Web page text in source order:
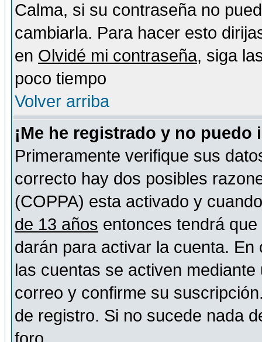
Calma, si su contraseña no
cambiarla. Para hacer esto
en Olvidé mi contraseña, siga
poco tiempo
Volver arriba
¡Me he registrado y no puedo
Primeramente verifique sus
correcto hay dos posibles
(COPPA) esta activado y
de 13 años entonces tendrá
darán para activar la cuenta.
las cuentas se activen
correo y confirme su
de registro. Si no sucede nada